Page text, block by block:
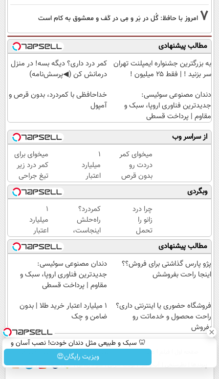
7 امروز با حافظ: گُل در بَر و مِی در کَف و معشوق به کام است
مطالب پیشنهادی
به بزرگترین جشنواره ایمپلنت تهران
سر بزنید ! | فقط ۲۵ میلیون !
کمر درد داری؟ دیگه بسه! در منزل
درمانش کن (◀پرسش‌نامه)
دندان مصنوعی سوئیسی:
جدیدترین فناوری اروپا، سبک و
مقاوم | پرداخت قسطی
خداحافظی با کمردرد، بدون قرص و
آمپول
از سراسر وب
میخوای کمر
دردت رو
بدون قرص
برای همیشه
خوب کنی؟
(◂پرسش‌نامه
رو پر کن)
۱
میلیارد
اعتبار
خرید
طلا |
بدون
ضامن
و چک
میخوای برای
کمر درد زیر
تیغ جراحی
بری؟!
◗پرسش‌نامه
رو پر کن◖
وبگردی
چرا درد
زانو را
تحمل
می‌کنی؟
خیلی
ساده
کمردرد؟
راه‌حلش
اینجاست،
نه توی
داروخونه
۱
میلیارد
اعتبار
خرید
طلا |
بدون
ضامن
و چک
مطالب پیشنهادی
پژو پارس گذاشتی برای فروش؟؟
اینجا راحت بفروشش
دندان مصنوعی سوئیسی:
جدیدترین فناوری اروپا، سبک و
مقاوم | پرداخت قسطی
فروشگاه حضوری یا اینترنتی داری؟
راحت محصول و خدماتت رو
بفروش
۱ میلیارد اعتبار خرید طلا | بدون
ضامن و چک
🦷 سبک و طبیعی مثل دندان خودت! نصب آسان و
پرداخت اقساطی 💳 📍 تهران
ویزیت رایگان😍 عصر ایران۲ تماس با ما
آب و هوا اوقات شرعی سواد زندگی